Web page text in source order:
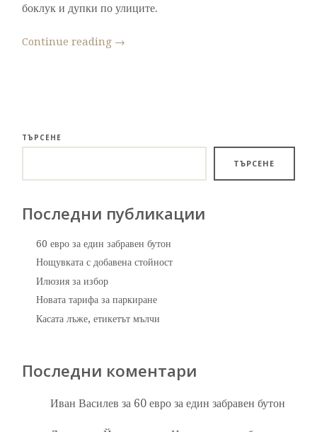
боклук и дупки по улиците.
Continue reading →
ТЪРСЕНЕ
ТЪРСЕНЕ
Последни публикации
60 евро за един забравен бутон
Нощувката с добавена стойност
Илюзия за избор
Новата тарифа за паркиране
Касата лъже, етикетът мълчи
Последни коментари
Иван Василев за 60 евро за един забравен бутон